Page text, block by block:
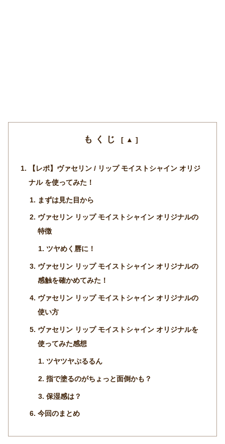
もくじ
【レポ】ヴァセリン / リップ モイストシャイン オリジ
ナル を使ってみた！
まずは見た目から
ヴァセリン リップ モイストシャイン オリジナルの
特徴
ツヤめく唇に！
ヴァセリン リップ モイストシャイン オリジナルの
感触を確かめてみた！
ヴァセリン リップ モイストシャイン オリジナルの
使い方
ヴァセリン リップ モイストシャイン オリジナルを
使ってみた感想
ツヤツヤぷるるん
指で塗るのがちょっと面倒かも？
保湿感は？
今回のまとめ